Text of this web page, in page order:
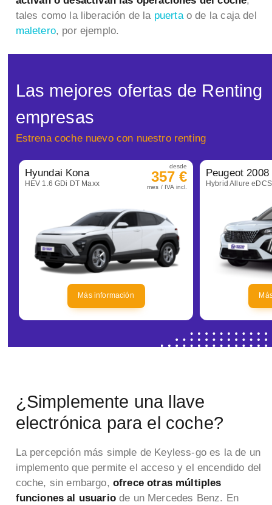
tales como la liberación de la puerta o de la caja del
maletero, por ejemplo.
Las mejores ofertas de Renting
empresas
Estrena coche nuevo con nuestro renting
Hyundai Kona
HEV 1.6 GDi DT Maxx
desde
357 €
mes / IVA incl.
Más información
Peugeot 2008
Hybrid Allure
¿Simplemente una llave
electrónica para el coche?
La percepción más simple de Keyless-go es la de un
implemento que permite el acceso y el encendido del
coche, sin embargo, ofrece otras múltiples
funciones al usuariode un Mercedes Benz. En